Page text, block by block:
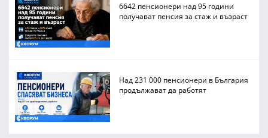
6642 пенсионери над 95 години
получават пенсия за стаж и възраст
Над 231 000 пенсионери в България
продължават да работят